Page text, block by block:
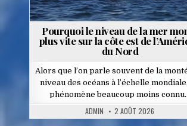
Pourquoi le niveau de la mer
plus vite sur la côte est de
du Nord
Alors que l’on parle souvent de la
niveau des océans à l’échelle
phénomène beaucoup moins
ADMIN 2 AOÛT 2026